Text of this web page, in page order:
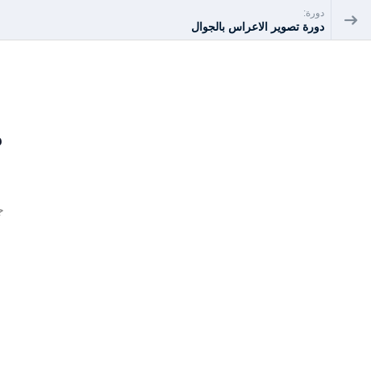
دورة:
دورة تصوير الاعراس بالجوال